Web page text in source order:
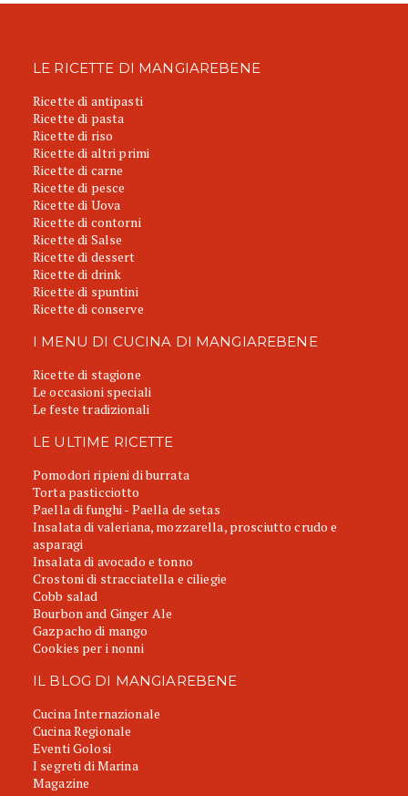
LE RICETTE DI MANGIAREBENE
Ricette di antipasti
Ricette di pasta
Ricette di riso
Ricette di altri primi
Ricette di carne
Ricette di pesce
Ricette di Uova
Ricette di contorni
Ricette di Salse
Ricette di dessert
Ricette di drink
Ricette di spuntini
Ricette di conserve
I MENU DI CUCINA DI MANGIAREBENE
Ricette di stagione
Le occasioni speciali
Le feste tradizionali
LE ULTIME RICETTE
Pomodori ripieni di burrata
Torta pasticciotto
Paella di funghi - Paella de setas
Insalata di valeriana, mozzarella, prosciutto crudo e
asparagi
Insalata di avocado e tonno
Crostoni di stracciatella e ciliegie
Cobb salad
Bourbon and Ginger Ale
Gazpacho di mango
Cookies per i nonni
IL BLOG DI MANGIAREBENE
Cucina Internazionale
Cucina Regionale
Eventi Golosi
I segreti di Marina
Magazine